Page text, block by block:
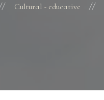
Cultural - educative